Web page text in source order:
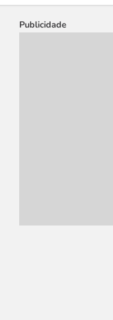
Publicidade